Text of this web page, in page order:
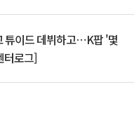
튜이드 데뷔하고⋯K팝 '몇
터로그]